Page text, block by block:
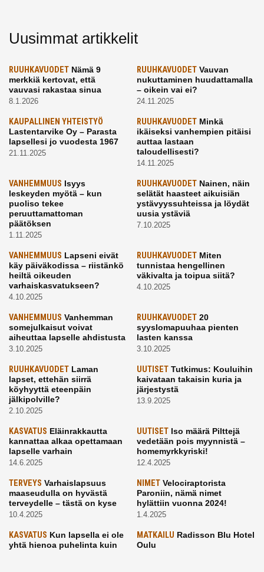
Uusimmat artikkelit
RUUHKAVUODET Nämä 9
merkkiä kertovat, että
vauvasi rakastaa sinua
8.1.2026
RUUHKAVUODETVauvan
nukuttaminen huudattamalla
– oikein vai ei?
24.11.2025
KAUPALLINEN YHTEISTYÖ
Lastentarvike Oy – Parasta
lapsellesi jo vuodesta 1967
21.11.2025
RUUHKAVUODETMinkä
ikäiseksi vanhempien pitäisi
auttaa lastaan
taloudellisesti?
14.11.2025
VANHEMMUUS Isyys
leskeyden myötä – kun
puoliso tekee
peruuttamattoman
päätöksen
1.11.2025
RUUHKAVUODETNainen, näin
selätät haasteet aikuisiän
ystävyyssuhteissa ja löydät
uusia ystäviä
7.10.2025
VANHEMMUUS Lapseni eivät
käy päiväkodissa – riistänkö
heiltä oikeuden
varhaiskasvatukseen?
4.10.2025
RUUHKAVUODETMiten
tunnistaa hengellinen
väkivalta ja toipua siitä?
4.10.2025
VANHEMMUUS Vanhemman
somejulkaisut voivat
aiheuttaa lapselle ahdistusta
3.10.2025
RUUHKAVUODET20
syyslomapuuhaa pienten
lasten kanssa
3.10.2025
RUUHKAVUODET Laman
lapset, ettehän siirrä
köyhyyttä eteenpäin
jälkipolville?
2.10.2025
UUTISETTutkimus: Kouluihin
kaivataan takaisin kuria ja
järjestystä
13.9.2025
KASVATUS Eläinrakkautta
kannattaa alkaa opettamaan
lapselle varhain
14.6.2025
UUTISETIso määrä Pilttejä
vedetään pois myynnistä –
homemyrkkyriski!
12.4.2025
TERVEYS Varhaislapsuus
maaseudulla on hyvästä
terveydelle – tästä on kyse
10.4.2025
NIMETVelociraptorista
Paroniin, nämä nimet
hylättiin vuonna 2024!
1.4.2025
KASVATUS Kun lapsella ei ole
yhtä hienoa puhelinta kuin
MATKAILU Radisson Blu Hotel
Oulu